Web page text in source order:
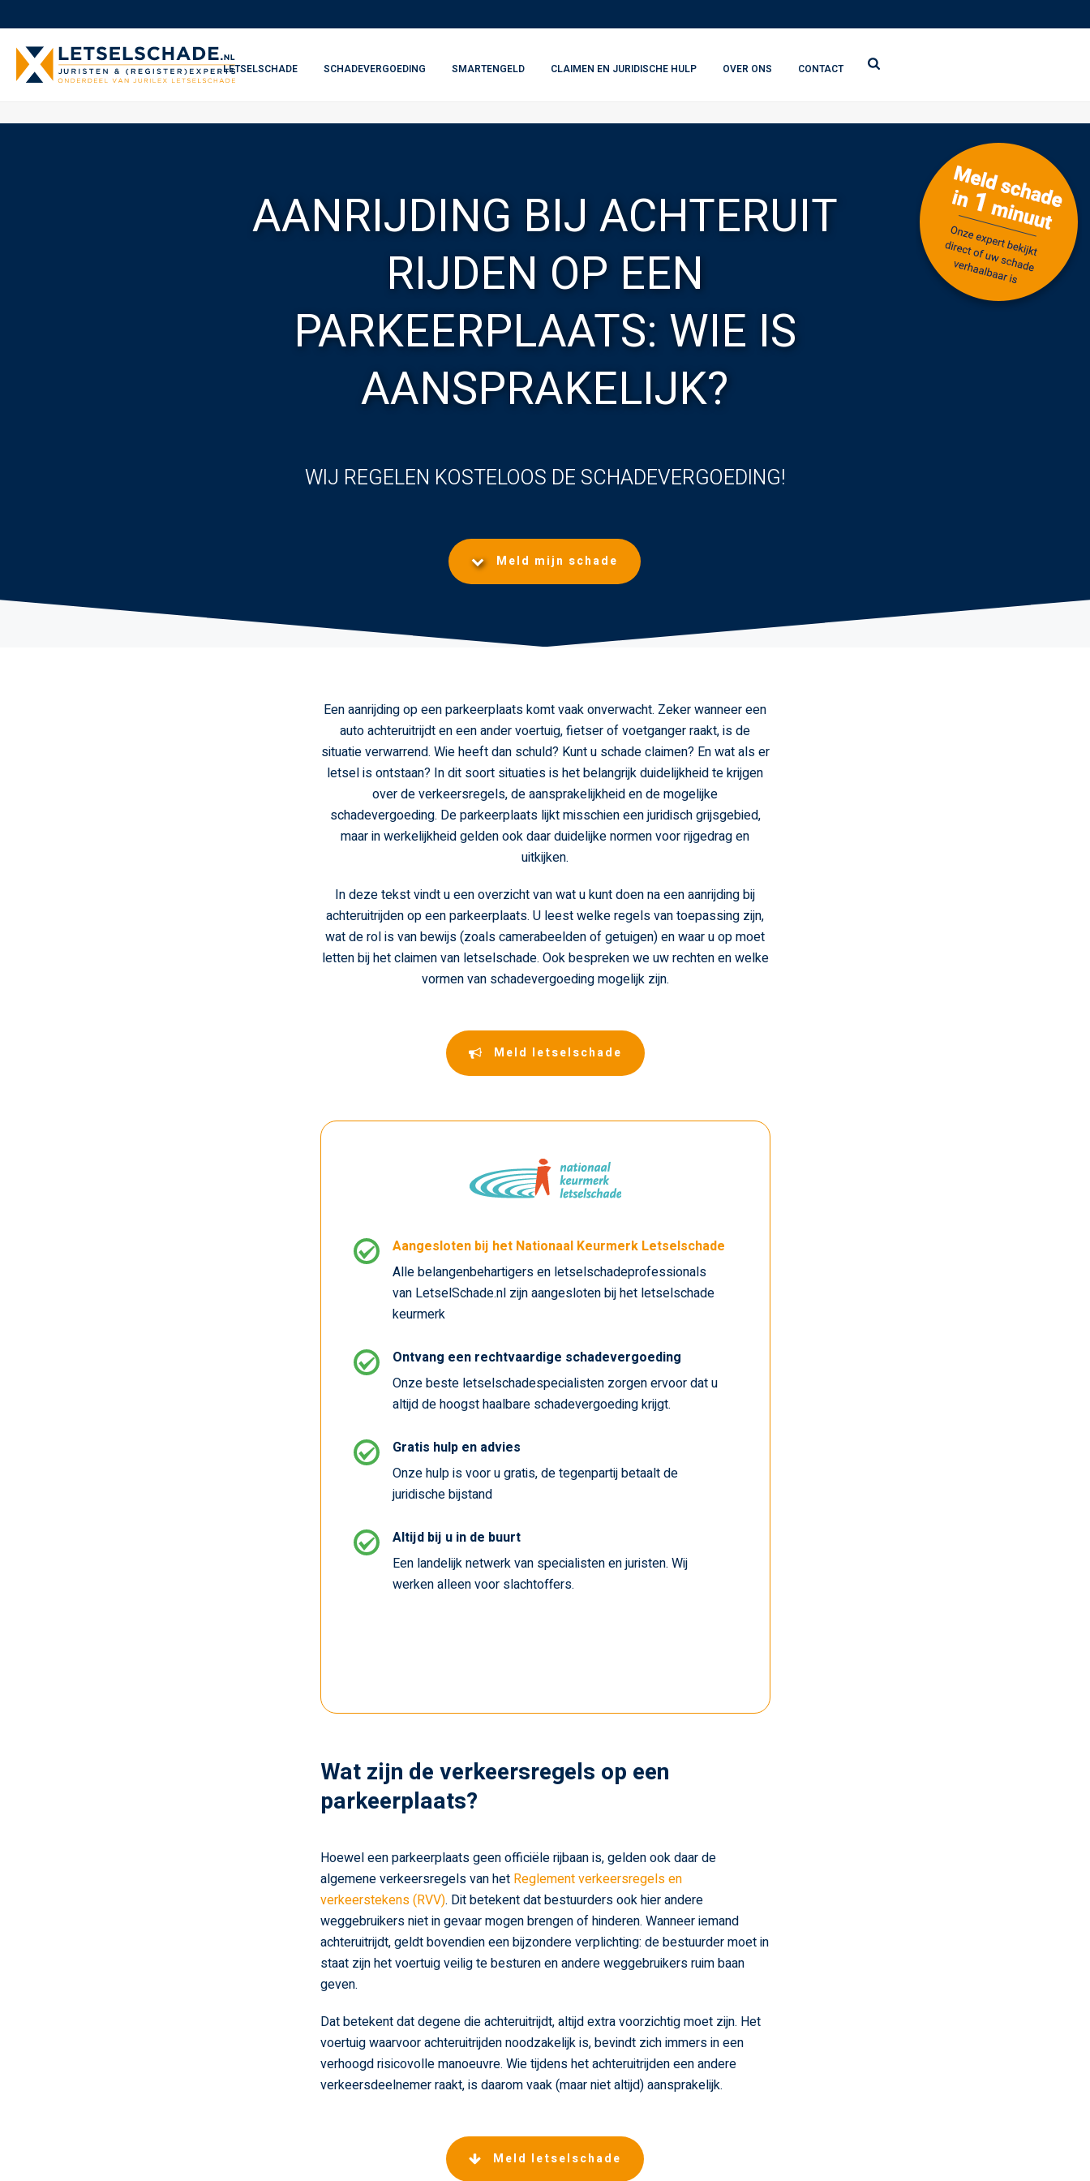
LETSELSCHADE SCHADEVERGOEDING SMARTENGELD CLAIMEN EN JURIDISCHE HULP OVER ONS CONTACT
AANRIJDING BIJ ACHTERUIT
RIJDEN OP EEN
PARKEERPLAATS: WIE IS
AANSPRAKELIJK?
WIJ REGELEN KOSTELOOS DE SCHADEVERGOEDING!
Meld mijn schade
Een aanrijding op een parkeerplaats komt vaak onverwacht. Zeker wanneer een
auto achteruitrijdt en een ander voertuig, fietser of voetganger raakt, is de
situatie verwarrend. Wie heeft dan schuld? Kunt u schade claimen? En wat als er
letsel is ontstaan? In dit soort situaties is het belangrijk duidelijkheid te krijgen
over de verkeersregels, de aansprakelijkheid en de mogelijke
schadevergoeding. De parkeerplaats lijkt misschien een juridisch grijsgebied,
maar in werkelijkheid gelden ook daar duidelijke normen voor rijgedrag en
uitkijken.
In deze tekst vindt u een overzicht van wat u kunt doen na een aanrijding bij
achteruitrijden op een parkeerplaats. U leest welke regels van toepassing zijn,
wat de rol is van bewijs (zoals camerabeelden of getuigen) en waar u op moet
letten bij het claimen van letselschade. Ook bespreken we uw rechten en welke
vormen van schadevergoeding mogelijk zijn.
Meld letselschade
Aangesloten bij het Nationaal Keurmerk Letselschade
Alle belangenbehartigers en letselschadeprofessionals
van LetselSchade.nl zijn aangesloten bij het letselschade
keurmerk
Ontvang een rechtvaardige schadevergoeding
Onze beste letselschadespecialisten zorgen ervoor dat u
altijd de hoogst haalbare schadevergoeding krijgt.
Gratis hulp en advies
Onze hulp is voor u gratis, de tegenpartij betaalt de
juridische bijstand
Altijd bij u in de buurt
Een landelijk netwerk van specialisten en juristen. Wij
werken alleen voor slachtoffers.
Wat zijn de verkeersregels op een
parkeerplaats?
Hoewel een parkeerplaats geen officiële rijbaan is, gelden ook daar de
algemene verkeersregels van het Reglement verkeersregels en
verkeerstekens (RVV). Dit betekent dat bestuurders ook hier andere
weggebruikers niet in gevaar mogen brengen of hinderen. Wanneer iemand
achteruitrijdt, geldt bovendien een bijzondere verplichting: de bestuurder moet in
staat zijn het voertuig veilig te besturen en andere weggebruikers ruim baan
geven.
Dat betekent dat degene die achteruitrijdt, altijd extra voorzichtig moet zijn. Het
voertuig waarvoor achteruitrijden noodzakelijk is, bevindt zich immers in een
verhoogd risicovolle manoeuvre. Wie tijdens het achteruitrijden een andere
verkeersdeelnemer raakt, is daarom vaak (maar niet altijd) aansprakelijk.
Meld letselschade